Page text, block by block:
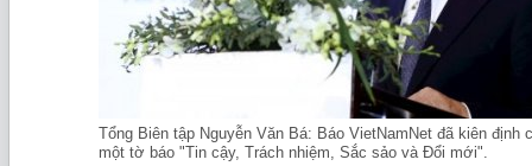
Tổng Biên tập Nguyễn Văn Bá: Báo VietNamNet đã kiên định
một tờ báo "Tin cậy, Trách nhiệm, Sắc sảo và Đổi mới".